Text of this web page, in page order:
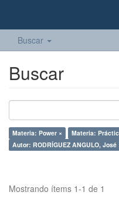
Buscar
Buscar
Materia: Power ×
Materia:
Autor: RODRÍGUEZ ANGULO, José
Mostrando ítems 1-1 de 1